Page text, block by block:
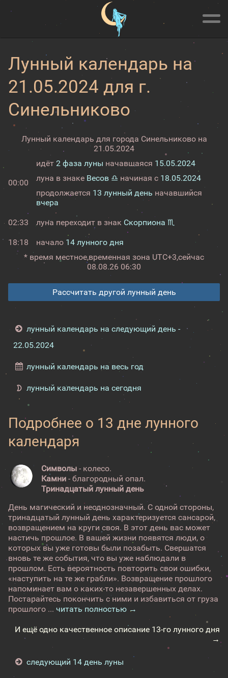
Лунный календарь на
21.05.2024 для г.
Синельниково
Лунный календарь для города Синельниково на
21.05.2024
00:00
идёт 2 фаза луны начавшаяся 15.05.2024
луна в знаке Весов ♎ начиная с 18.05.2024
продолжается 13 лунный день начавшийся
вчера
02:33 луна переходит в знак Скорпиона ♏
18:18 начало 14 лунного дня
* время местное,временная зона UTC+3,сейчас
08.08.26 06:30
Рассчитать другой лунный день
лунный календарь на следующий день -
22.05.2024
лунный календарь на весь год
лунный календарь на сегодня
Подробнее о 13 дне лунного
календаря
Символы - колесо.
Камни - благородный опал.
Тринадцатый лунный день
День магический и неоднозначный. С одной стороны,
тринадцатый лунный день характеризуется сансарой,
возвращением на круги своя. В этот день вас может
настичь прошлое. В вашей жизни появятся люди, о
которых вы уже готовы были позабыть. Свершатся
вновь те же события, что вы уже наблюдали в
прошлом. Есть вероятность повторить свои ошибки,
«наступить на те же грабли». Возвращение прошлого
напоминает вам о каких-то незавершенных делах.
Постарайтесь покончить с ними и избавиться от груза
прошлого ... читать полностью →
И ещё одно качественное описание 13-го лунного дня
→
следующий 14 день луны